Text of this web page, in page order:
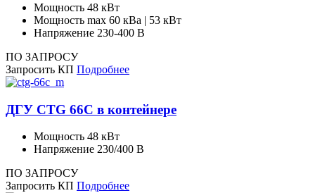
Мощность 48 кВт
Мощность max 60 кВа | 53 кВт
Напряжение 230-400 В
ПО ЗАПРОСУ
Запросить КП Подробнее
ДГУ CTG 66C в контейнере
Мощность 48 кВт
Напряжение 230/400 В
ПО ЗАПРОСУ
Запросить КП Подробнее